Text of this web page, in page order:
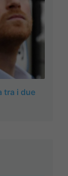
tra i due